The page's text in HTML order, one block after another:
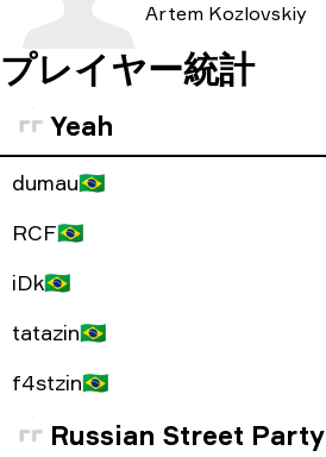
Artem Kozlovskiy
プレイヤー統計
Yeah
dumau🇧🇷
RCF🇧🇷
iDk🇧🇷
tatazin🇧🇷
f4stzin🇧🇷
Russian Street Party